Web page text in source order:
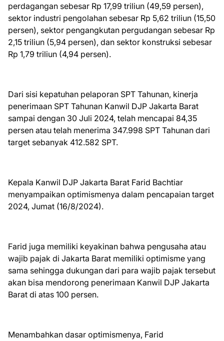
perdagangan sebesar Rp 17,99 triliun (49,59 persen),
sektor industri pengolahan sebesar Rp 5,62 triliun (15,50
persen), sektor pengangkutan pergudangan sebesar Rp
2,15 triliun (5,94 persen), dan sektor konstruksi sebesar
Rp 1,79 triliun (4,94 persen).
Dari sisi kepatuhan pelaporan SPT Tahunan, kinerja
penerimaan SPT Tahunan Kanwil DJP Jakarta Barat
sampai dengan 30 Juli 2024, telah mencapai 84,35
persen atau telah menerima 347.998 SPT Tahunan dari
target sebanyak 412.582 SPT.
Kepala Kanwil DJP Jakarta Barat Farid Bachtiar
menyampaikan optimismenya dalam pencapaian target
2024, Jumat (16/8/2024).
Farid juga memiliki keyakinan bahwa pengusaha atau
wajib pajak di Jakarta Barat memiliki optimisme yang
sama sehingga dukungan dari para wajib pajak tersebut
akan bisa mendorong penerimaan Kanwil DJP Jakarta
Barat di atas 100 persen.
Menambahkan dasar optimismenya, Farid